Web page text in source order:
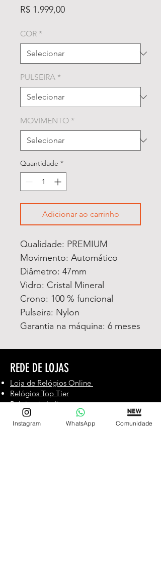
R$ 1.999,00Preço
COR *
PULSEIRA *
MOVIMENTO *
Quantidade *
Adicionar ao carrinho
Qualidade: PREMIUM
Movimento: Automático
Diâmetro: 47mm
Vidro: Cristal Mineral
Crono: 100 % funcional
Pulseira: Nylon
Garantia na máquina: 6 meses
REDE DE LOJAS
Loja de Relógios Online
Relógios Top Tier
Relojoaria Italiana
Relógios Pra VC
LINKS ÚTEIS
Instagram WhatsApp Comunidade